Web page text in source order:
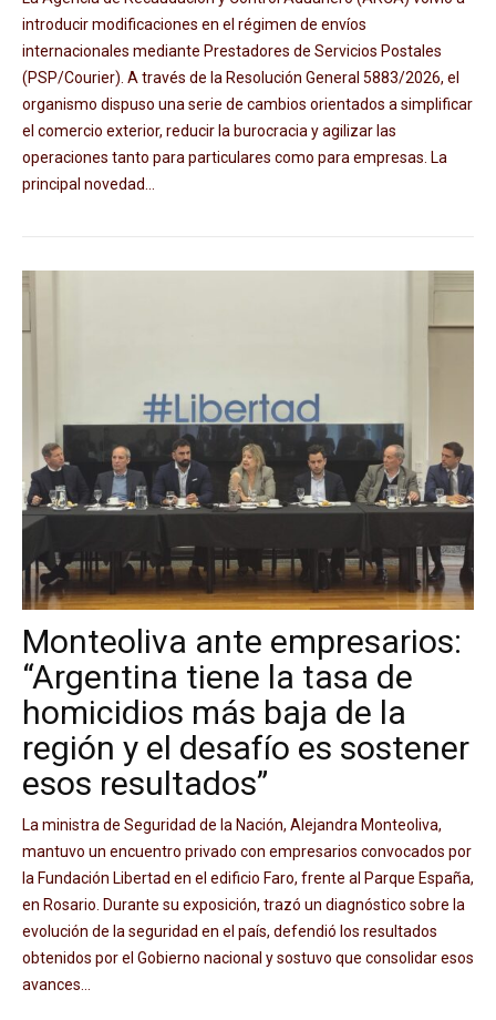
introducir modificaciones en el régimen de envíos
internacionales mediante Prestadores de Servicios Postales
(PSP/Courier). A través de la Resolución General 5883/2026, el
organismo dispuso una serie de cambios orientados a simplificar
el comercio exterior, reducir la burocracia y agilizar las
operaciones tanto para particulares como para empresas. La
principal novedad...
Monteoliva ante empresarios:
“Argentina tiene la tasa de
homicidios más baja de la
región y el desafío es sostener
esos resultados”
La ministra de Seguridad de la Nación, Alejandra Monteoliva,
mantuvo un encuentro privado con empresarios convocados por
la Fundación Libertad en el edificio Faro, frente al Parque España,
en Rosario. Durante su exposición, trazó un diagnóstico sobre la
evolución de la seguridad en el país, defendió los resultados
obtenidos por el Gobierno nacional y sostuvo que consolidar esos
avances...